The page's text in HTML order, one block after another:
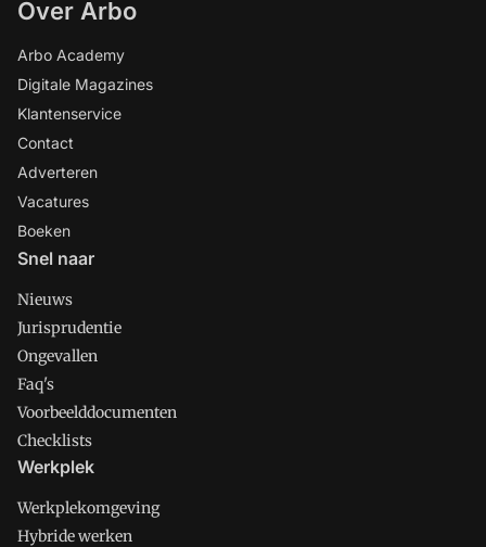
Over Arbo
Arbo Academy
Digitale Magazines
Klantenservice
Contact
Adverteren
Vacatures
Boeken
Snel naar
Nieuws
Jurisprudentie
Ongevallen
Faq's
Voorbeelddocumenten
Checklists
Werkplek
Werkplekomgeving
Hybride werken